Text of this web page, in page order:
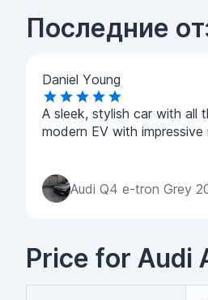
Последние
Daniel Young
A sleek, stylish car with all
modern EV with impressive
Audi Q4 e-tron Grey
Price for Audi